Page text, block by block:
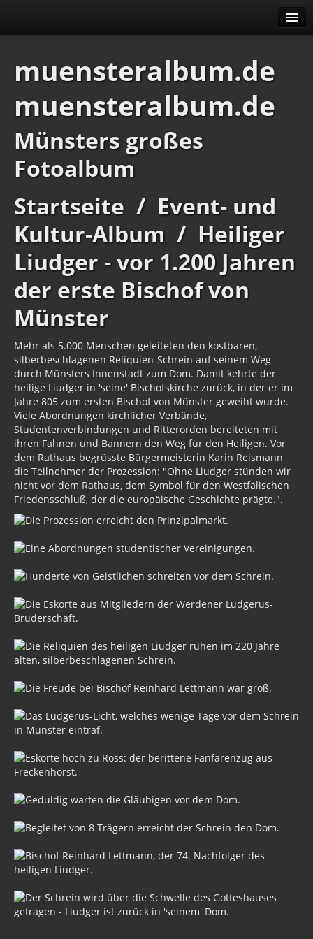
Erweitert
Impressum
Datenschutz
muensteralbum.de
muensteralbum.de
Münsters großes
Fotoalbum
Startseite / Event- und
Kultur-Album / Heiliger
Liudger - vor 1.200 Jahren
der erste Bischof von
Münster
Mehr als 5.000 Menschen geleiteten den kostbaren,
silberbeschlagenen Reliquien-Schrein auf seinem Weg
durch Münsters Innenstadt zum Dom. Damit kehrte der
heilige Liudger in 'seine' Bischofskirche zurück, in der er im
Jahre 805 zum ersten Bischof von Münster geweiht wurde.
Viele Abordnungen kirchlicher Verbände,
Studentenverbindungen und Ritterorden bereiteten mit
ihren Fahnen und Bannern den Weg für den Heiligen. Vor
dem Rathaus begrüsste Bürgermeisterin Karin Reismann
die Teilnehmer der Prozession: "Ohne Liudger stünden wir
nicht vor dem Rathaus, dem Symbol für den Westfälischen
Friedensschluß, der die europäische Geschichte prägte.".